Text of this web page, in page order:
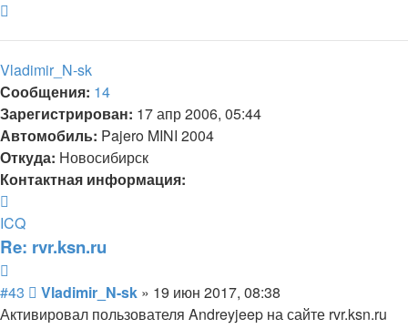
Vladimir_N-sk
Сообщения: 14
Зарегистрирован: 17 апр 2006, 05:44
Автомобиль: Pajero MINI 2004
Откуда: Новосибирск
Контактная информация:
информация
пользователя
sk
ICQ
Re: rvr.ksn.ru
#43
Сообщение
Vladimir_N-sk » 19 июн 2017, 08:38
Активировал пользователя Andreyjeep на сайте rvr.ksn.ru